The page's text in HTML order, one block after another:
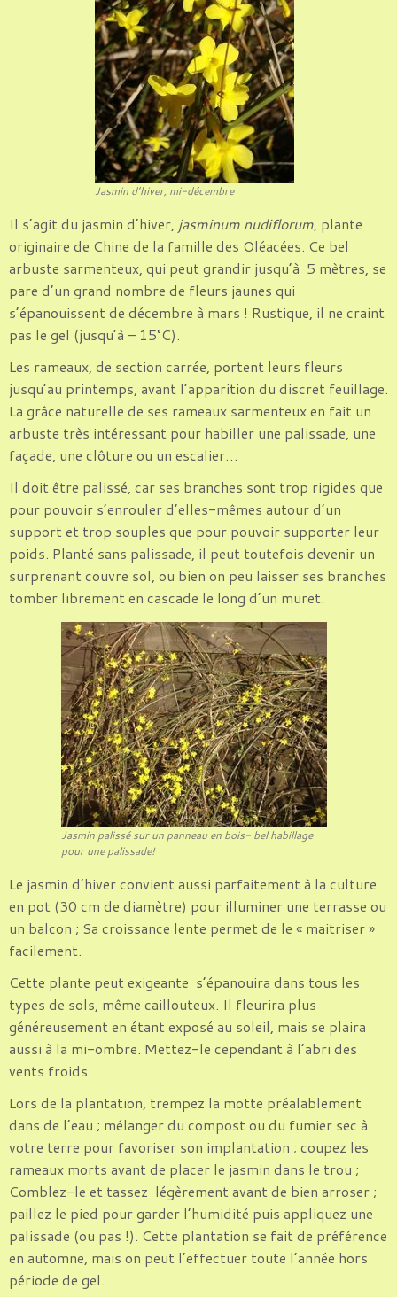
Jasmin d’hiver, mi-décembre
Il s’agit du jasmin d’hiver, jasminum nudiflorum, plante
originaire de Chine de la famille des Oléacées. Ce bel
arbuste sarmenteux, qui peut grandir jusqu’à 5 mètres, se
pare d’un grand nombre de fleurs jaunes qui
s’épanouissent de décembre à mars ! Rustique, il ne craint
pas le gel (jusqu’à – 15°C).
Les rameaux, de section carrée, portent leurs fleurs
jusqu’au printemps, avant l’apparition du discret feuillage.
La grâce naturelle de ses rameaux sarmenteux en fait un
arbuste très intéressant pour habiller une palissade, une
façade, une clôture ou un escalier…
Il doit être palissé, car ses branches sont trop rigides que
pour pouvoir s’enrouler d’elles-mêmes autour d’un
support et trop souples que pour pouvoir supporter leur
poids. Planté sans palissade, il peut toutefois devenir un
surprenant couvre sol, ou bien on peu laisser ses branches
tomber librement en cascade le long d’un muret.
Jasmin palissé sur un panneau en bois- bel habillage
pour une palissade!
Le jasmin d’hiver convient aussi parfaitement à la culture
en pot (30 cm de diamètre) pour illuminer une terrasse ou
un balcon ; Sa croissance lente permet de le « maitriser »
facilement.
Cette plante peut exigeante s’épanouira dans tous les
types de sols, même caillouteux. Il fleurira plus
généreusement en étant exposé au soleil, mais se plaira
aussi à la mi-ombre. Mettez-le cependant à l’abri des
vents froids.
Lors de la plantation, trempez la motte préalablement
dans de l’eau ; mélanger du compost ou du fumier sec à
votre terre pour favoriser son implantation ; coupez les
rameaux morts avant de placer le jasmin dans le trou ;
Comblez-le et tassez légèrement avant de bien arroser ;
paillez le pied pour garder l’humidité puis appliquez une
palissade (ou pas !). Cette plantation se fait de préférence
en automne, mais on peut l’effectuer toute l’année hors
période de gel.